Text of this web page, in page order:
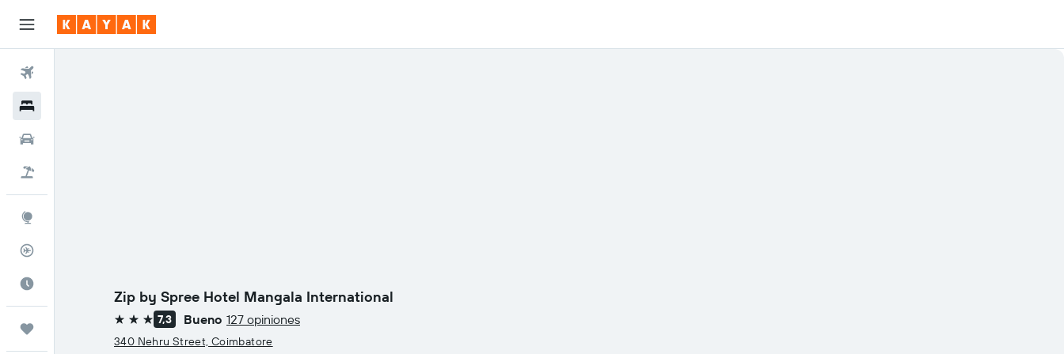
Zip by Spree Hotel Mangala International
3 estrellas
7,3 Bueno 127 opiniones
340 Nehru Street, Coimbatore